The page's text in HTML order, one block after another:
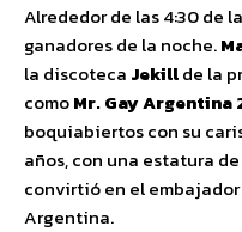
Alrededor de las 4:30 de
ganadores de la noche.
la discoteca Jekillde la
comoMr. Gay Argentina
boquiabiertos con su
años, con una estatura
convirtió en el embajador
Argentina.